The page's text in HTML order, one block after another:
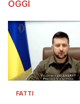
OGGI
FATTI